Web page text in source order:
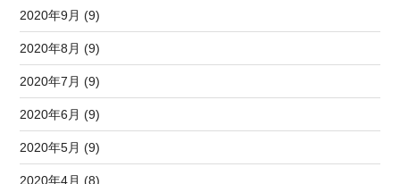
2020年9月 (9)
2020年8月 (9)
2020年7月 (9)
2020年6月 (9)
2020年5月 (9)
2020年4月 (8)